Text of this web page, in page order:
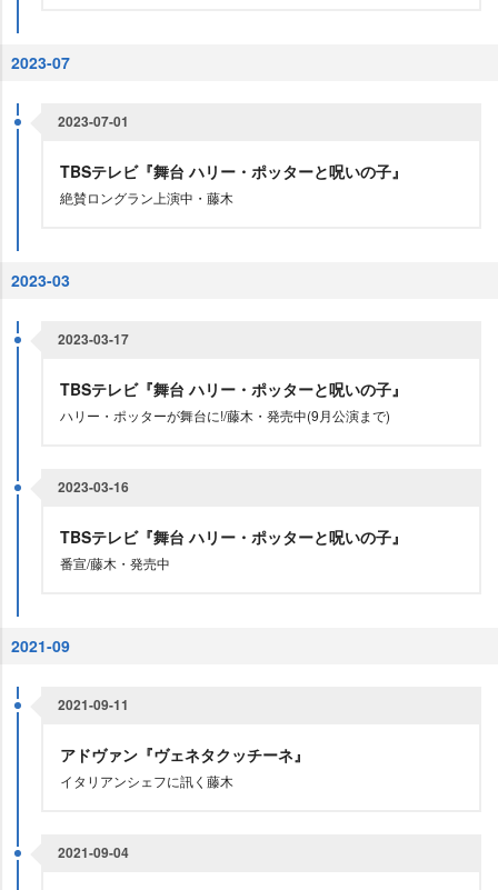
2023-07
2023-07-01
TBSテレビ『舞台 ハリー・ポッターと呪いの子』
絶賛ロングラン上演中・藤木
2023-03
2023-03-17
TBSテレビ『舞台 ハリー・ポッターと呪いの子』
ハリー・ポッターが舞台に!/藤木・発売中(9月公演まで)
2023-03-16
TBSテレビ『舞台 ハリー・ポッターと呪いの子』
番宣/藤木・発売中
2021-09
2021-09-11
アドヴァン『ヴェネタクッチーネ』
イタリアンシェフに訊く藤木
2021-09-04